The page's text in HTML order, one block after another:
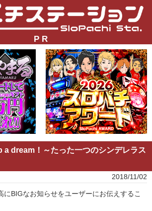
P R
a dream！～たった一つのシンデレラス
2018/11/02
にBIGなお知らせをユーザーにお伝えするこ